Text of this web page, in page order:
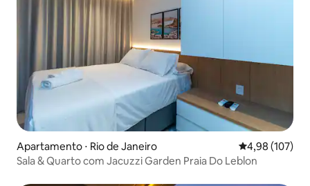
Apartamento ⋅ Rio de Janeiro 4,98 de uma
4,98 (107)
Sala & Quarto com Jacuzzi Garden Praia Do Leblon